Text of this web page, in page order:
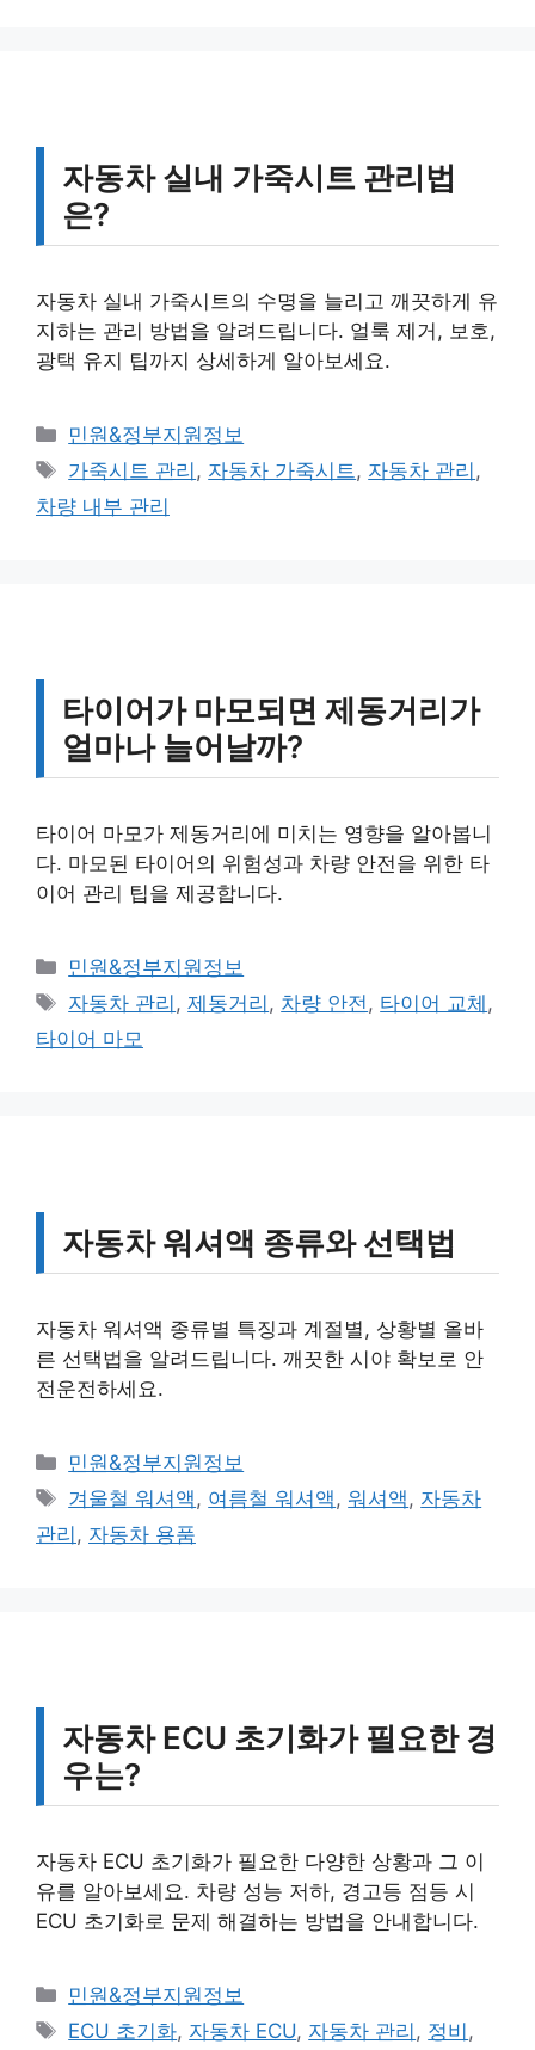
자동차 실내 가죽시트 관리법
은?
자동차 실내 가죽시트의 수명을 늘리고 깨끗하게 유
지하는 관리 방법을 알려드립니다. 얼룩 제거, 보호,
광택 유지 팁까지 상세하게 알아보세요.
카
테
고
리
민원&정부지원정보
태
그
가죽시트 관리 , 자동차 가죽시트 , 자동차 관리 ,
차량 내부 관리
타이어가 마모되면 제동거리가
얼마나 늘어날까?
타이어 마모가 제동거리에 미치는 영향을 알아봅니
다. 마모된 타이어의 위험성과 차량 안전을 위한 타
이어 관리 팁을 제공합니다.
카
테
고
리
민원&정부지원정보
태
그
자동차 관리 ,제동거리 , 차량 안전 , 타이어 교체 ,
타이어 마모
자동차 워셔액 종류와 선택법
자동차 워셔액 종류별 특징과 계절별, 상황별 올바
른 선택법을 알려드립니다. 깨끗한 시야 확보로 안
전운전하세요.
카
테
고
리
민원&정부지원정보
태
그
겨울철 워셔액 , 여름철 워셔액 , 워셔액 , 자동차
관리 , 자동차 용품
자동차 ECU 초기화가 필요한 경
우는?
자동차 ECU 초기화가 필요한 다양한 상황과 그 이
유를 알아보세요. 차량 성능 저하, 경고등 점등 시
ECU 초기화로 문제 해결하는 방법을 안내합니다.
카
테
민원&정부지원정보
태
ECU 초기화, 자동차 ECU, 자동차 관리 , 정비 ,